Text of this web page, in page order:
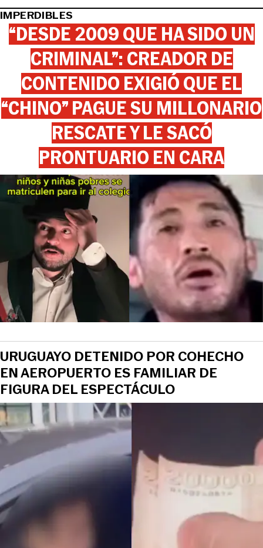
IMPERDIBLES
“DESDE 2009 QUE HA SIDO UN
CRIMINAL”: CREADOR DE
CONTENIDO EXIGIÓ QUE EL
“CHINO” PAGUE SU MILLONARIO
RESCATE Y LE SACÓ
PRONTUARIO EN CARA
URUGUAYO DETENIDO POR COHECHO
EN AEROPUERTO ES FAMILIAR DE
FIGURA DEL ESPECTÁCULO